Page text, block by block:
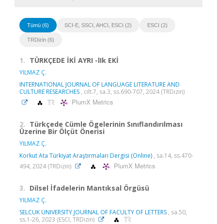
Tümü (6) SCI-E, SSCI, AHCI, ESCI (2) ESCI (2)
TRDizin (6)
1. TÜRKÇEDE İKİ AYRI -lIk EKİ
YILMAZ Ç.
INTERNATIONAL JOURNAL OF LANGUAGE LITERATURE AND
CULTURE RESEARCHES , cilt.7, sa.3, ss.690-707, 2024 (TRDizin)
PlumX Metrics
2. Türkçede Cümle Ögelerinin Sınıflandırılması
Üzerine Bir Ölçüt Önerisi
YILMAZ Ç.
Korkut Ata Türkiyat Araştırmaları Dergisi (Online) , sa.14, ss.470-
494, 2024 (TRDizin)
PlumX Metrics
3. Dilsel İfadelerin Mantıksal Örgüsü
YILMAZ Ç.
SELCUK UNIVERSITY JOURNAL OF FACULTY OF LETTERS , sa.50,
ss.1-26, 2023 (ESCI, TRDizin)